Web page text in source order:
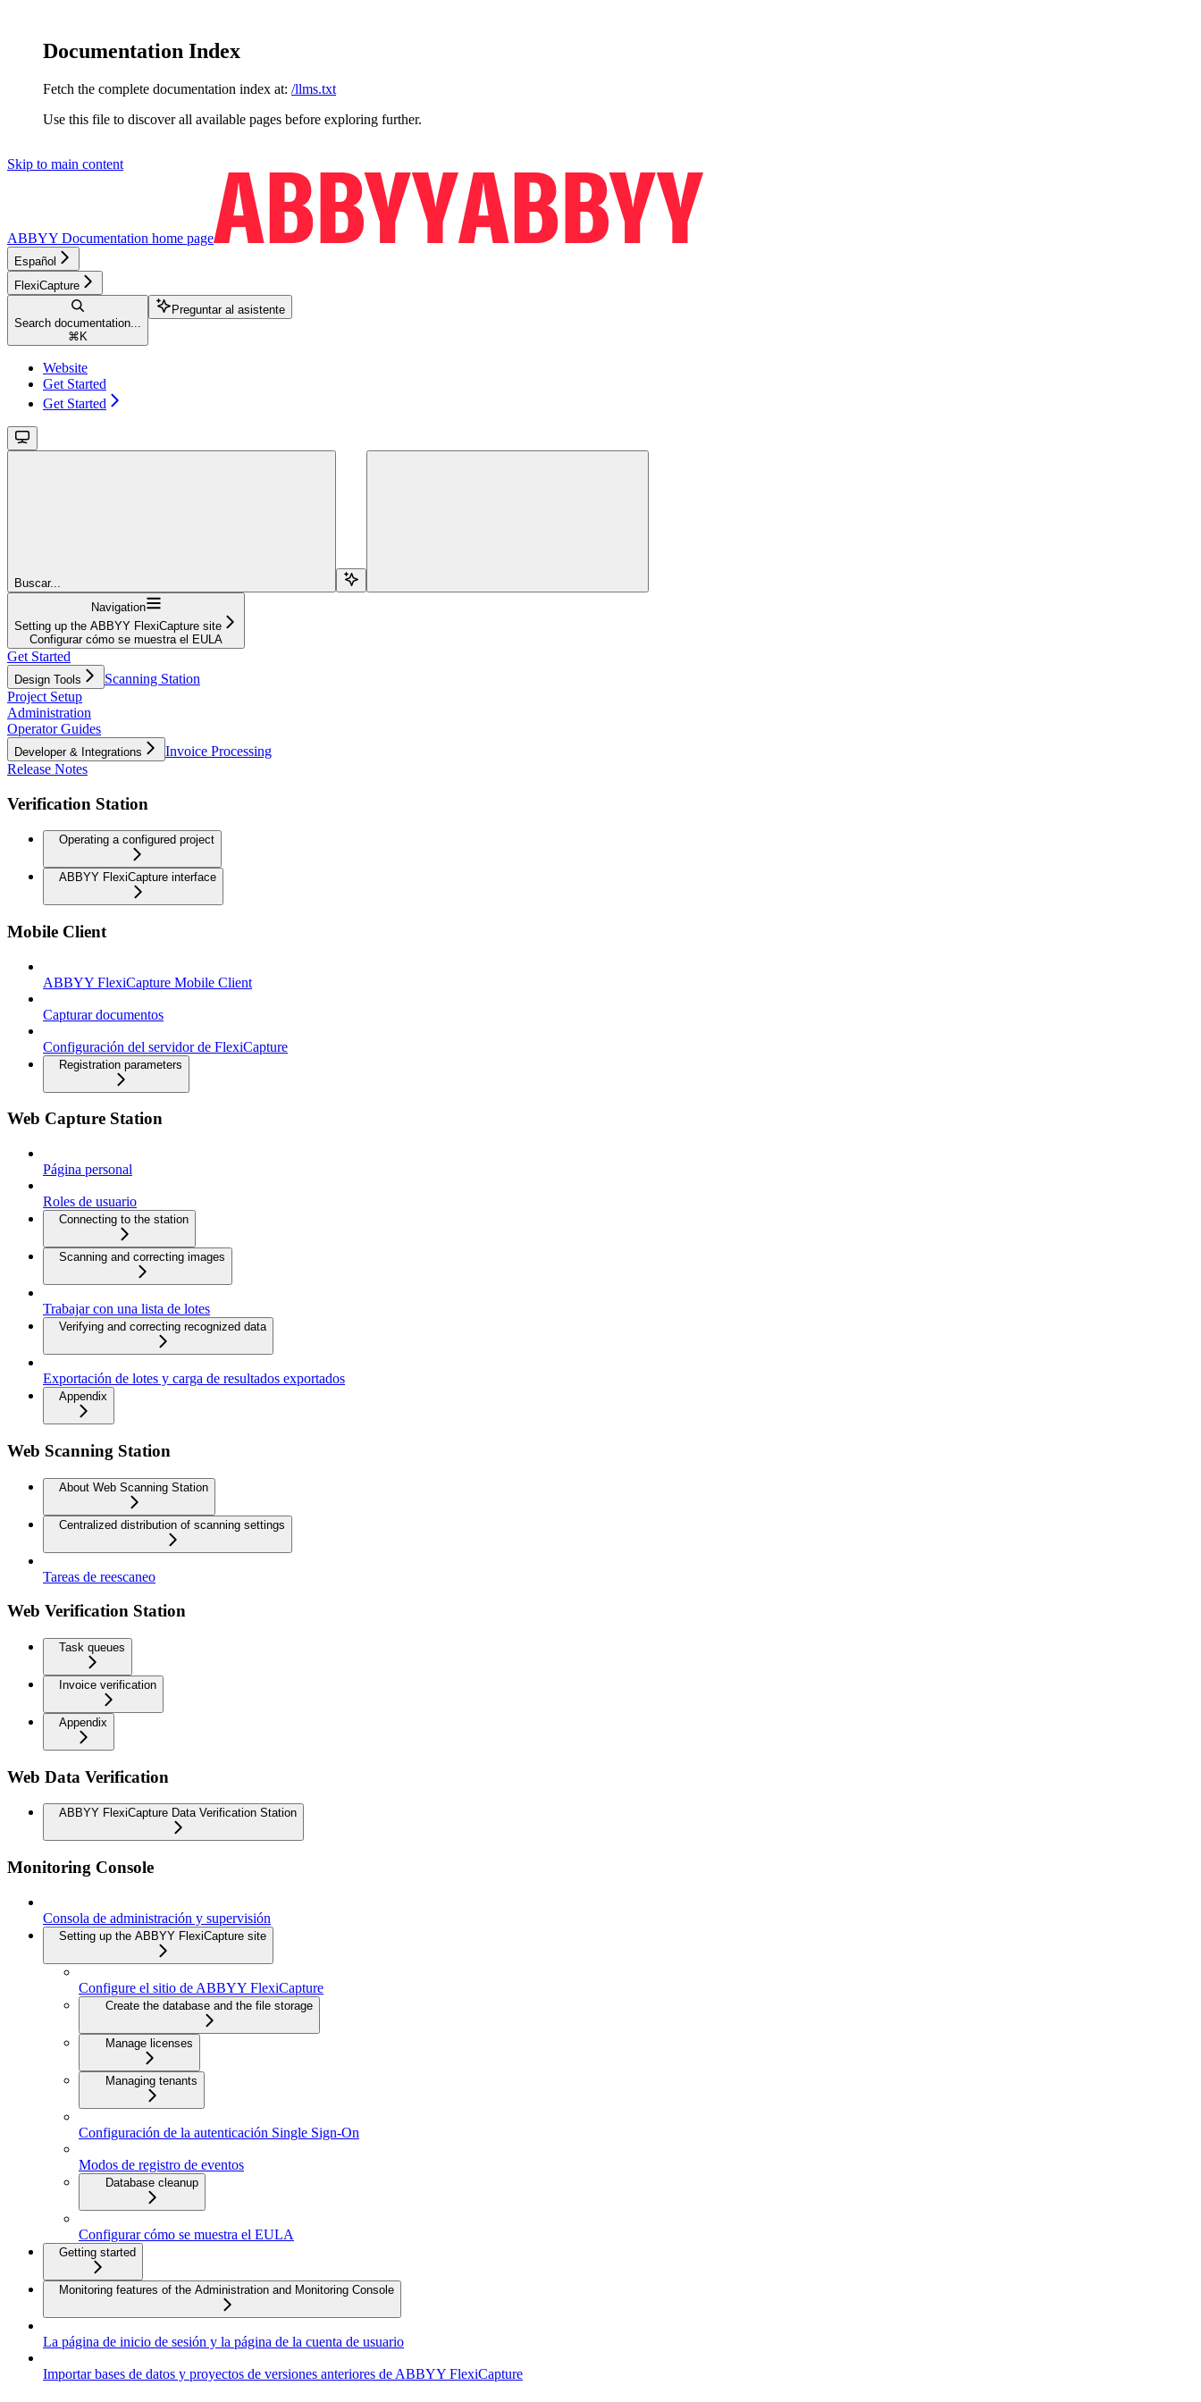
Documentation Index
Fetch the complete documentation index at: /llms.txt
Use this file to discover all available pages before exploring further.
Skip to main content
ABBYY Documentation home page
Español
FlexiCapture
Search documentation...
⌘ K
Preguntar al asistente
Website
Get Started
Get Started
Buscar...
Navigation
Setting up the ABBYY FlexiCapture site
Configurar cómo se muestra el EULA
Get Started
Design Tools
Scanning Station
Project Setup
Administration
Operator Guides
Developer & Integrations
Invoice Processing
Release Notes
Verification Station
Operating a configured project
ABBYY FlexiCapture interface
Mobile Client
ABBYY FlexiCapture Mobile Client
Capturar documentos
Configuración del servidor de FlexiCapture
Registration parameters
Web Capture Station
Página personal
Roles de usuario
Connecting to the station
Scanning and correcting images
Trabajar con una lista de lotes
Verifying and correcting recognized data
Exportación de lotes y carga de resultados exportados
Appendix
Web Scanning Station
About Web Scanning Station
Centralized distribution of scanning settings
Tareas de reescaneo
Web Verification Station
Task queues
Invoice verification
Appendix
Web Data Verification
ABBYY FlexiCapture Data Verification Station
Monitoring Console
Consola de administración y supervisión
Setting up the ABBYY FlexiCapture site
Configure el sitio de ABBYY FlexiCapture
Create the database and the file storage
Manage licenses
Managing tenants
Configuración de la autenticación Single Sign-On
Modos de registro de eventos
Database cleanup
Configurar cómo se muestra el EULA
Getting started
Monitoring features of the Administration and Monitoring Console
La página de inicio de sesión y la página de la cuenta de usuario
Importar bases de datos y proyectos de versiones anteriores de ABBYY FlexiCapture